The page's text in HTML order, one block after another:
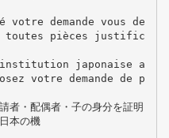
demande vous de
toutes pièces justific
japonaise a
votre demande de p
者・配偶者・子の身分を証明
本の機